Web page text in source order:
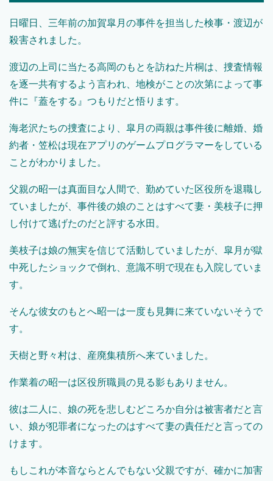
日曜日、三年前の加賀皐月の事件を担当した検事・渡辺が
殺害されました。
渡辺の上司に当たる高岡のもとを訪ねた片桐は、捜査情報
を逐一共有するよう言われ、地検がことの次第によって事
件に『蓋をする』つもりだと悟ります。
海老沢たちの捜査により、皐月の両親は事件後に離婚、婚
約者・笠松は現在アプリのゲームプログラマーをしている
ことがわかりました。
父親の昭一は真面目な人間で、勤めていた区役所を退職し
ていましたが、事件後の娘のことはすべて妻・美枝子に押
し付けて逃げたのだと評する水田。
美枝子は娘の無実を信じて活動していましたが、皐月が獄
中死したショックで倒れ、意識不明で現在も入院していま
す。
そんな彼女のもとへ昭一は一度も見舞に来ていないそうで
す。
天樹と野々村は、産廃集積所へ来ていました。
作業着の昭一は区役所職員の見る影もありません。
彼は二人に、娘の死を悲しむどころか自分は被害者だと言
い、娘が犯罪者になったのはすべて妻の責任だと言っての
けます。
もしこれが本音ならとんでもない父親ですが、確かに加害